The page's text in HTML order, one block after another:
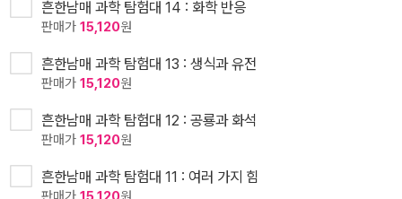
흔한남매 과학 탐험대 14 : 화학 반응
판매가 15,120원
흔한남매 과학 탐험대 13 : 생식과 유전
판매가 15,120원
흔한남매 과학 탐험대 12 : 공룡과 화석
판매가 15,120원
흔한남매 과학 탐험대 11 : 여러 가지 힘